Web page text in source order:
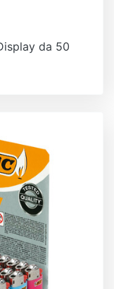
da 50